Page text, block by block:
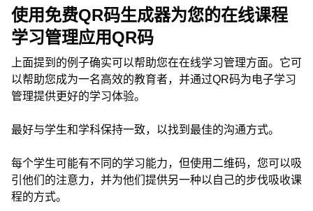
使用免费QR码生成器为您的在线课程
学习管理应用QR码
上面提到的例子确实可以帮助您在在线学习管理方面。它可
以帮助您成为一名高效的教育者，并通过QR码为电子学习
管理提供更好的学习体验。
最好与学生和学科保持一致，以找到最佳的沟通方式。
每个学生可能有不同的学习能力，但使用二维码，您可以吸
引他们的注意力，并为他们提供另一种以自己的步伐吸收课
程的方式。